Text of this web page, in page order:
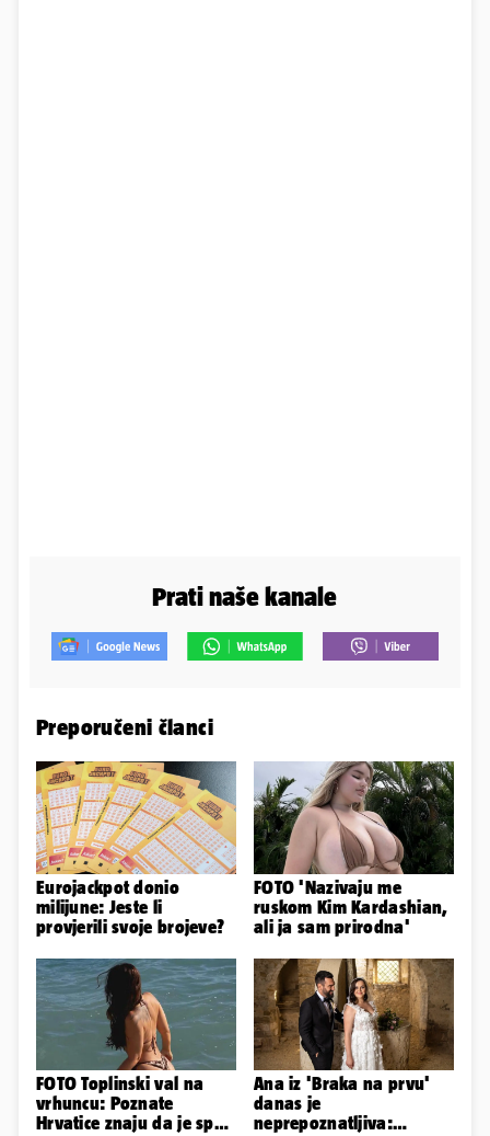
Prati naše kanale
Preporučeni članci
Eurojackpot donio
milijune: Jeste li
provjerili svoje brojeve?
FOTO 'Nazivaju me
ruskom Kim Kardashian,
ali ja sam prirodna'
FOTO Toplinski val na
vrhuncu: Poznate
Hrvatice znaju da je spas
Ana iz 'Braka na prvu'
danas je
neprepoznatljiva: